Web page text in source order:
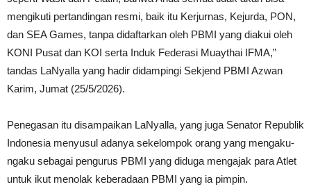
mengikuti pertandingan resmi, baik itu Kerjurnas, Kejurda, PON,
dan SEA Games, tanpa didaftarkan oleh PBMI yang diakui oleh
KONI Pusat dan KOI serta Induk Federasi Muaythai IFMA,”
tandas LaNyalla yang hadir didampingi Sekjend PBMI Azwan
Karim, Jumat (25/5/2026).
Penegasan itu disampaikan LaNyalla, yang juga Senator Republik
Indonesia menyusul adanya sekelompok orang yang mengaku-
ngaku sebagai pengurus PBMI yang diduga mengajak para Atlet
untuk ikut menolak keberadaan PBMI yang ia pimpin.